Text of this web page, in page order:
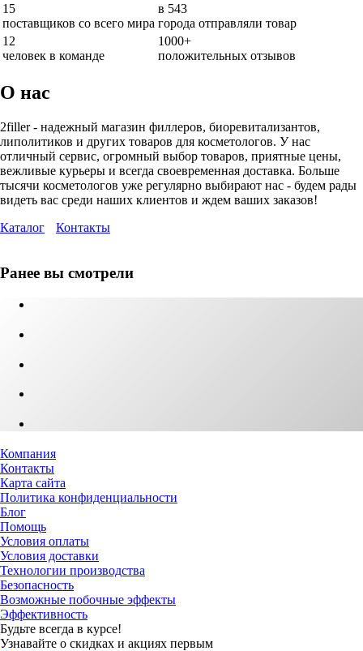
15
поставщиков со всего мира
в 543
города отправляли товар
12
человек в команде
1000+
положительных отзывов
О нас
2filler - надежный магазин филлеров, биоревитализантов,
липолитиков и других товаров для косметологов. У нас
отличный сервис, огромный выбор товаров, приятные цены,
вежливые курьеры и всегда своевременная доставка. Больше
тысячи косметологов уже регулярно выбирают нас - будем рады
видеть вас среди наших клиентов и ждем ваших заказов!
Каталог
Контакты
Ранее вы смотрели
Компания
Контакты
Карта сайта
Политика конфиденциальности
Блог
Помощь
Условия оплаты
Условия доставки
Технологии производства
Безопасность
Возможные побочные эффекты
Эффективность
Будьте всегда в курсе!
Узнавайте о скидках и акциях первым